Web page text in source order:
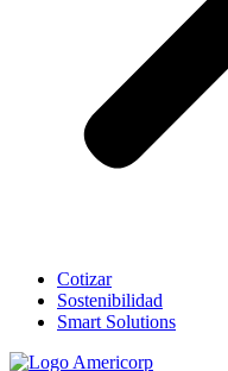
Cotizar
Sostenibilidad
Smart Solutions